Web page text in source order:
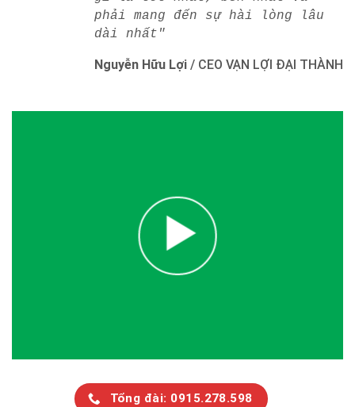
phải mang đến sự hài lòng lâu
dài nhất"
Nguyễn Hữu Lợi / CEO VẠN LỢI ĐẠI THÀNH
Tổng đài: 0915.278.598